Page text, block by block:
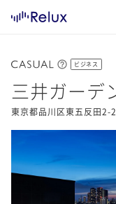
ビジネス
三井ガーデ
東京都品川区東五反田2-